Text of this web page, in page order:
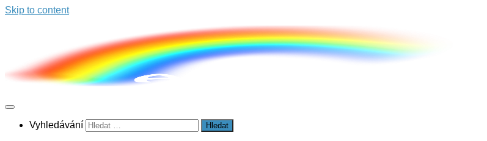
Skip to content
Vyhledávání